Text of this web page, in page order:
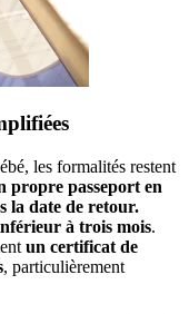
les formalités restent
propre passeport en
la date de retour.
à trois mois.
un certificat de
, particulièrement